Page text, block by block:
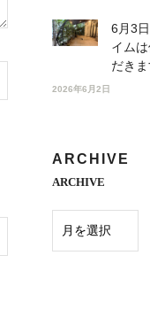
6月3
イム
だきま
2026年6月2日
ARCHIVE
ARCHIVE